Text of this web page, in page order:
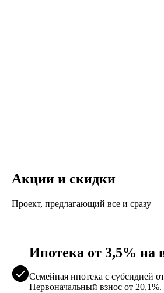
Акции и скидки
Проект, предлагающий все и сразу
Ипотека от 3,5% на
Семейная ипотека с субсидией
Первоначальный взнос от